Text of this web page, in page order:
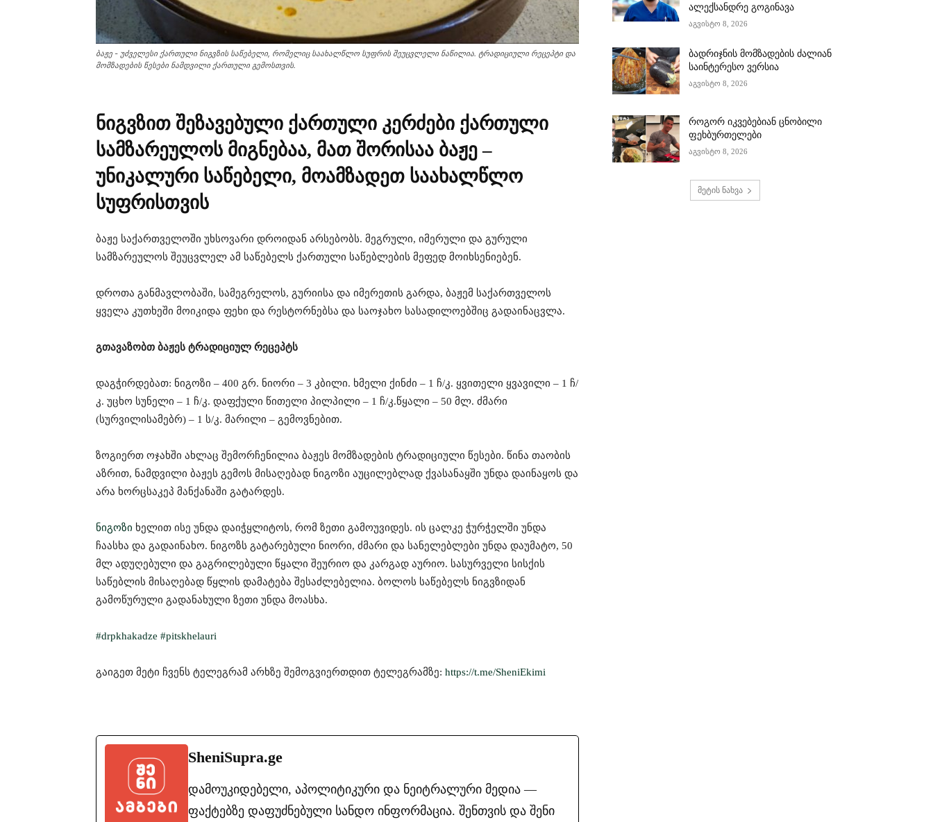
ბაჟე - უძველესი ქართული ნიგვზის საწებელი, რომელიც საახალწლო სუფრის შეუცვლელი ნაწილია. ტრადიციული რეცეპტი და
მომზადების წესები ნამდვილი ქართული გემოსთვის.
ნიგვზით შეზავებული ქართული კერძები ქართული
სამზარეულოს მიგნებაა, მათ შორისაა ბაჟე –
უნიკალური საწებელი, მოამზადეთ საახალწლო
სუფრისთვის
ბაჟე საქართველოში უხსოვარი დროიდან არსებობს. მეგრული, იმერული და გურული
სამზარეულოს შეუცვლელ ამ საწებელს ქართული საწებლების მეფედ მოიხსენიებენ.
დროთა განმავლობაში, სამეგრელოს, გურიისა და იმერეთის გარდა, ბაჟემ საქართველოს
ყველა კუთხეში მოიკიდა ფეხი და რესტორნებსა და საოჯახო სასადილოებშიც გადაინაცვლა.
გთავაზობთ ბაჟეს ტრადიციულ რეცეპტს
დაგჭირდებათ: ნიგოზი – 400 გრ. ნიორი – 3 კბილი. ხმელი ქინძი – 1 ჩ/კ. ყვითელი ყვავილი – 1 ჩ/
კ. უცხო სუნელი – 1 ჩ/კ. დაფქული წითელი პილპილი – 1 ჩ/კ.წყალი – 50 მლ. ძმარი
(სურვილისამებრ) – 1 ს/კ. მარილი – გემოვნებით.
ზოგიერთ ოჯახში ახლაც შემორჩენილია ბაჟეს მომზადების ტრადიციული წესები. წინა თაობის
აზრით, ნამდვილი ბაჟეს გემოს მისაღებად ნიგოზი აუცილებლად ქვასანაყში უნდა დაინაყოს და
არა ხორცსაკეპ მანქანაში გატარდეს.
ნიგოზი ხელით ისე უნდა დაიჭყლიტოს, რომ ზეთი გამოუვიდეს. ის ცალკე ჭურჭელში უნდა
ჩაასხა და გადაინახო. ნიგოზს გატარებული ნიორი, ძმარი და სანელებლები უნდა დაუმატო, 50
მლ ადუღებული და გაგრილებული წყალი შეურიო და კარგად აურიო. სასურველი სისქის
საწებლის მისაღებად წყლის დამატება შესაძლებელია. ბოლოს საწებელს ნიგვზიდან
გამოწურული გადანახული ზეთი უნდა მოასხა.
#drpkhakadze #pitskhelauri
გაიგეთ მეტი ჩვენს ტელეგრამ არხზე შემოგვიერთდით ტელეგრამზე: https://t.me/SheniEkimi
SheniSupra.ge
დამოუკიდებელი, აპოლიტიკური და ნეიტრალური მედია —
ფაქტებზე დაფუძნებული სანდო ინფორმაცია. შენთვის და შენი
ალექსანდრე გოგინავა
აგვისტო 8, 2026
ბადრიჯნის მომზადების ძალიან
საინტერესო ვერსია
აგვისტო 8, 2026
როგორ იკვებებიან ცნობილი
ფეხბურთელები
აგვისტო 8, 2026
მეტის ნახვა